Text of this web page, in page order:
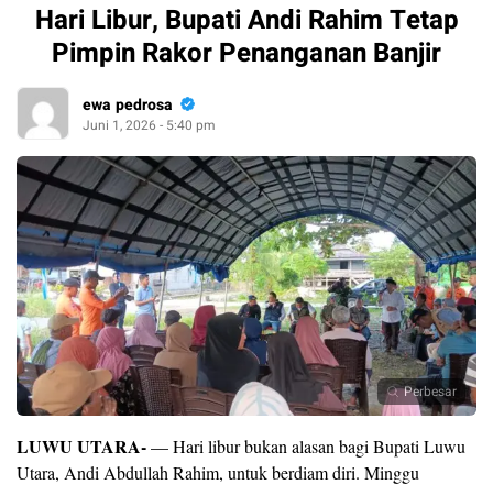
Hari Libur, Bupati Andi Rahim Tetap
Pimpin Rakor Penanganan Banjir
ewa pedrosa
Juni 1, 2026 - 5:40 pm
Perbesar
LUWU UTARA-— Hari libur bukan alasan bagi Bupati Luwu
Utara, Andi Abdullah Rahim, untuk berdiam diri. Minggu